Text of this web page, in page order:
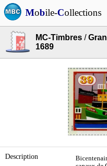
Mobile-Collections
MC-Timbres /
1689
Description